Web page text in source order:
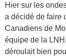
Hier sur les
a décidé de faire
Canadiens de
équipe de la
déroulait bien